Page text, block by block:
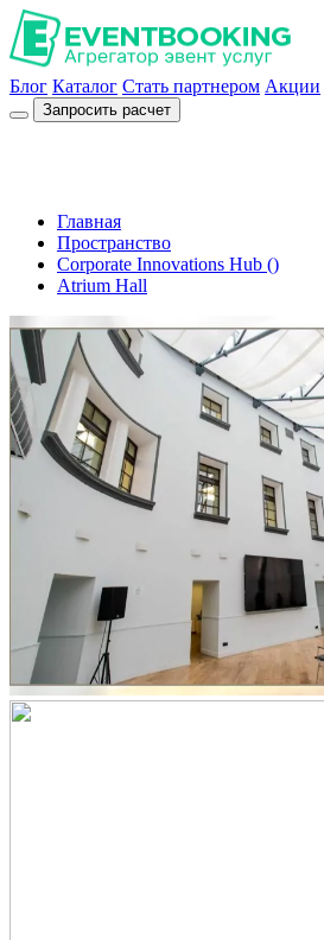
Блог Каталог Стать партнером Акции
Запросить расчет
Главная
Пространство
Corporate Innovations Hub ()
Atrium Hall